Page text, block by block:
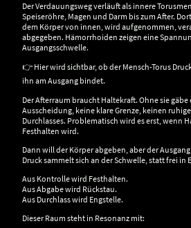
Der Verdauungsweg verläuft als innere
Speiseröhre, Magen und Darm bis zum After.
dem Körper von innen, wird aufgenommen,
abgegeben. Hämorrhoiden zeigen eine
Ausgangsschwelle.
👉 Hier wird sichtbar, ob der Mensch-Torus
ihn am Ausgang bindet.
Der Afterraum braucht Haltekraft. Ohne sie
Ausscheidung, keine klare Grenze, keinen
Durchlasses. Problematisch wird es erst, wenn
Festhalten wird.
Dann will der Körper abgeben, aber der
Druck sammelt sich an der Schwelle, statt frei in
Aus Kontrolle wird Festhalten.
Aus Abgabe wird Rückstau.
Aus Durchlass wird Engstelle.
Dieser Raum steht in Resonanz mit: